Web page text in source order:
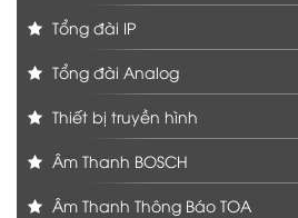
Tổng đài IP
Tổng đài Analog
Thiết bị truyền hình
Âm Thanh BOSCH
Âm Thanh Thông Báo TOA